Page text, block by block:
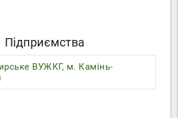
Підприємства
ВУЖКГ, м. Камінь-